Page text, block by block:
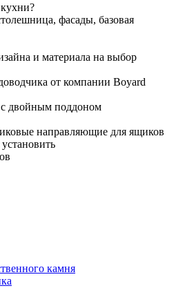
фасады, базовая
и материала на выбор
от компании Boyard
двойным поддоном
направляющие для ящиков
камня